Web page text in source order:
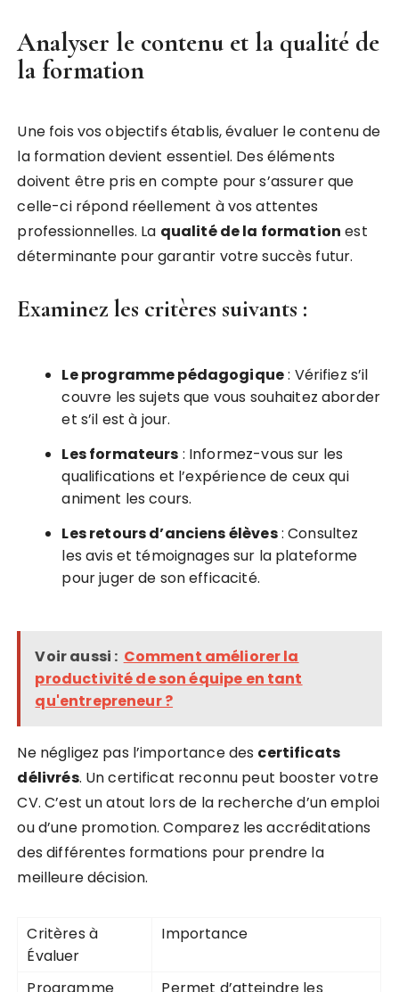
Analyser le contenu et la qualité de
la formation
Une fois vos objectifs établis, évaluer le contenu de
la formation devient essentiel. Des éléments
doivent être pris en compte pour s’assurer que
celle-ci répond réellement à vos attentes
professionnelles. La qualité de la formation est
déterminante pour garantir votre succès futur.
Examinez les critères suivants :
Le programme pédagogique: Vérifiez s’il
couvre les sujets que vous souhaitez aborder
et s’il est à jour.
Les formateurs : Informez-vous sur les
qualifications et l’expérience de ceux qui
animent les cours.
Les retours d’anciens élèves: Consultez
les avis et témoignages sur la plateforme
pour juger de son efficacité.
Voir aussi : Comment améliorer la
productivité de son équipe en tant
qu'entrepreneur ?
Ne négligez pas l’importance des certificats
délivrés. Un certificat reconnu peut booster votre
CV. C’est un atout lors de la recherche d’un emploi
ou d’une promotion. Comparez les accréditations
des différentes formations pour prendre la
meilleure décision.
Critères à
Évaluer
Importance
Programme Permet d’atteindre les